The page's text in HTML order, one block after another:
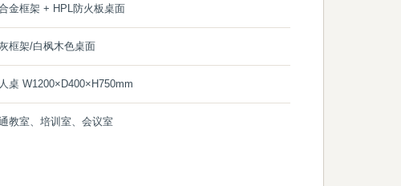
金框架 + HPL防火板桌面
框架/白枫木色桌面
桌 W1200×D400×H750mm
教室、培训室、会议室